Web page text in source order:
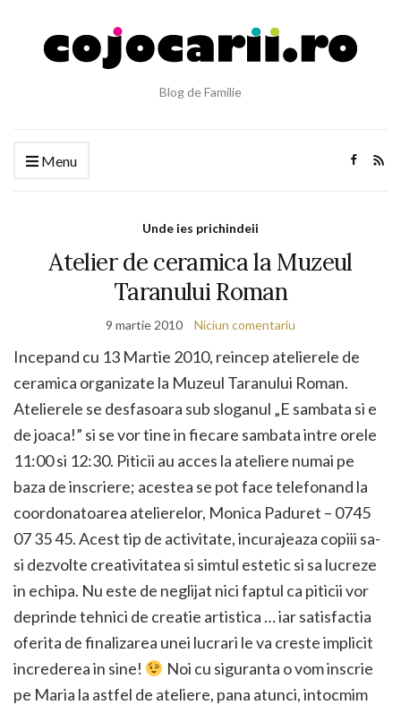
Blog de Familie
Menu
Unde ies prichindeii
Atelier de ceramica la Muzeul
Taranului Roman
9 martie 2010 Niciun comentariu
Incepand cu 13 Martie 2010, reincep atelierele de
ceramica organizate la Muzeul Taranului Roman.
Atelierele se desfasoara sub sloganul „E sambata si e
de joaca!” si se vor tine in fiecare sambata intre orele
11:00 si 12:30. Piticii au acces la ateliere numai pe
baza de inscriere; acestea se pot face telefonand la
coordonatoarea atelierelor, Monica Paduret – 0745
07 35 45. Acest tip de activitate, incurajeaza copiii sa-
si dezvolte creativitatea si simtul estetic si sa lucreze
in echipa. Nu este de neglijat nici faptul ca piticii vor
deprinde tehnici de creatie artistica … iar satisfactia
oferita de finalizarea unei lucrari le va creste implicit
increderea in sine!
Noi cu siguranta o vom inscrie
pe Maria la astfel de ateliere, pana atunci, intocmim